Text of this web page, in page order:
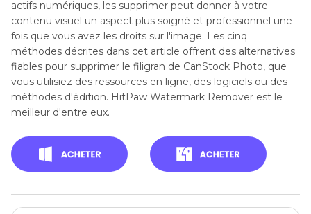
actifs numériques, les supprimer peut donner à votre
contenu visuel un aspect plus soigné et professionnel une
fois que vous avez les droits sur l'image. Les cinq
méthodes décrites dans cet article offrent des alternatives
fiables pour supprimer le filigran de CanStock Photo, que
vous utilisiez des ressources en ligne, des logiciels ou des
méthodes d'édition. HitPaw Watermark Remover est le
meilleur d'entre eux.